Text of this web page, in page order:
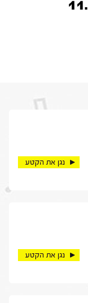
נגן את הקטע
נגן את הקטע